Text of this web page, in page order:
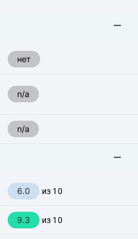
нет
n/a
n/a
6.0 из 10
9.3 из 10